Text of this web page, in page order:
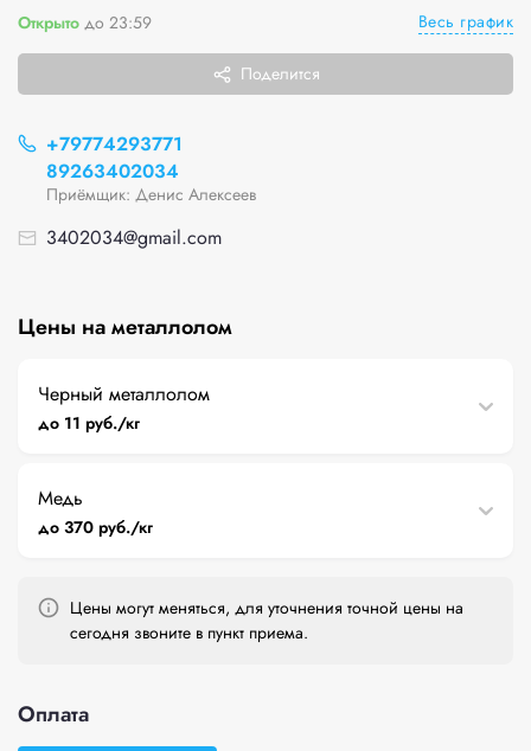
Открыто до 23:59 Весь график
Поделится
+79774293771
89263402034
Приёмщик: Денис Алексеев
3402034@gmail.com
Цены на металлолом
Черный металлолом
до 11 руб./кг
Медь
до 370 руб./кг
Цены могут меняться, для уточнения точной цены на
сегодня звоните в пункт приема.
Оплата